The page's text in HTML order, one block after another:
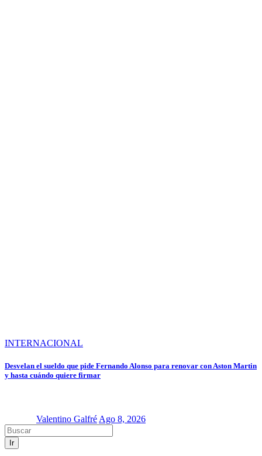
INTERNACIONAL
Desvelan el sueldo que pide Fernando Alonso para renovar con Aston Martin
y hasta cuándo quiere firmar
Valentino GalfréAgo 8, 2026
Ir